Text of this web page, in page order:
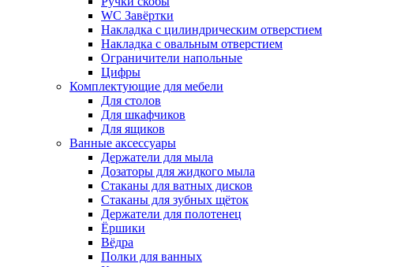
WC Завёртки
Накладка с цилиндрическим отверстием
Накладка с овальным отверстием
Ограничители напольные
Цифры
Комплектующие для мебели
Для столов
Для шкафчиков
Для ящиков
Ванные аксессуары
Держатели для мыла
Дозаторы для жидкого мыла
Стаканы для ватных дисков
Стаканы для зубных щёток
Держатели для полотенец
Ёршики
Вёдра
Полки для ванных